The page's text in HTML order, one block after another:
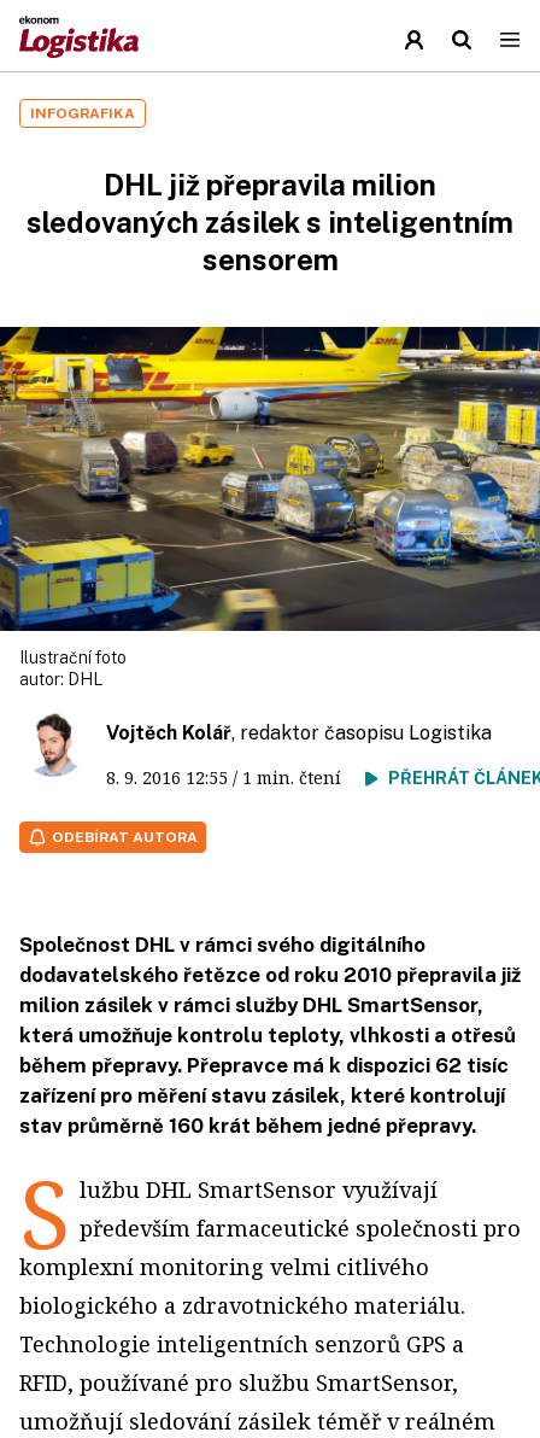
INFOGRAFIKA
DHL již přepravila milion
sledovaných zásilek s inteligentním
sensorem
Ilustrační foto
autor: DHL
Vojtěch Kolář, redaktor časopisu Logistika
8. 9. 2016 12:55 / 1 min. čtení PŘEHRÁT
ODEBÍRAT AUTORA
Společnost DHL v rámci svého digitálního
dodavatelského řetězce od roku 2010 přepravila již
milion zásilek v rámci služby DHL SmartSensor,
která umožňuje kontrolu teploty, vlhkosti a otřesů
během přepravy. Přepravce má k dispozici 62 tisíc
zařízení pro měření stavu zásilek, které kontrolují
stav průměrně 160 krát během jedné přepravy.
S lužbu DHL SmartSensor využívají
především farmaceutické společnosti pro
komplexní monitoring velmi citlivého
biologického a zdravotnického materiálu.
Technologie inteligentních senzorů GPS a
RFID, používané pro službu SmartSensor,
umožňují sledování zásilek téměř v reálném